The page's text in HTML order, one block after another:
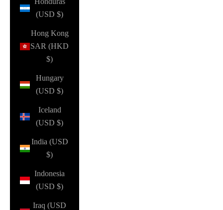
(USD $)
Hong Kong
SAR (HKD
$)
Hungary
(USD $)
Iceland
(USD $)
India (USD
$)
Indonesia
(USD $)
Iraq (USD